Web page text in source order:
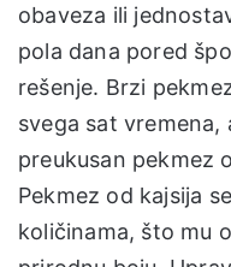
obaveza ili
pola dana pored
rešenje. Brzi
svega sat vremena,
preukusan pekmez
Pekmez od kajsija
količinama, što mu